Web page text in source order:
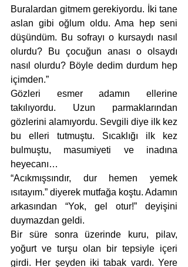
Buralardan gitmem gerekiyordu. İki tane
aslan gibi oğlum oldu. Ama hep seni
düşündüm. Bu sofrayı o kursaydı nasıl
olurdu? Bu çocuğun anası o olsaydı
nasıl olurdu? Böyle dedim durdum hep
içimden.”
Gözleri esmer adamın ellerine
takılıyordu. Uzun parmaklarından
gözlerini alamıyordu. Sevgili diye ilk kez
bu elleri tutmuştu. Sıcaklığı ilk kez
bulmuştu, masumiyeti ve inadına
heyecanı…
“Acıkmışsındır, dur hemen yemek
ısıtayım.” diyerek mutfağa koştu. Adamın
arkasından “Yok, gel otur!” deyişini
duymazdan geldi.
Bir süre sonra üzerinde kuru, pilav,
yoğurt ve turşu olan bir tepsiyle içeri
girdi. Her şeyden iki tabak vardı. Yere